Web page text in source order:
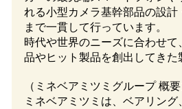
れる小型カメラ基幹部品の設
まで一貫して行っています。
時代や世界のニーズに合わせ
品やヒット製品を創出してきた
（ミネベアミツミグループ 概要
ミネベアミツミは、ベアリン